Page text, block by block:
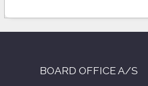
BOARD OFFICE A/S